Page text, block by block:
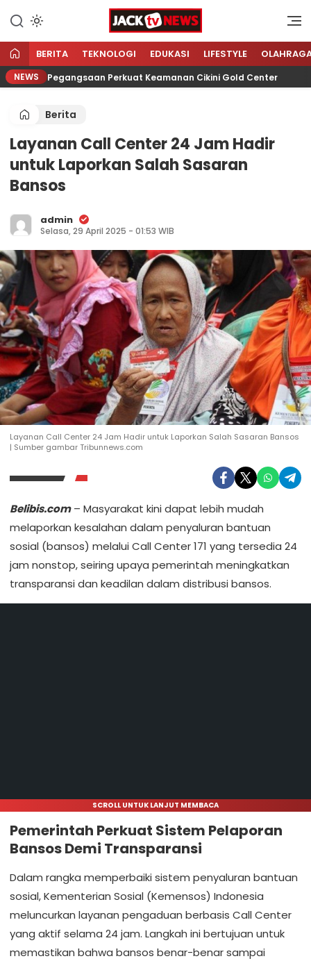
konten
Jacktvnews.com
Sumber Referensi Terpercaya
BERITA TEKNOLOGI EDUKASI LIFESTYLE
NEWS
Pegangsaan Perkuat Keamanan Cikini Gold Center
Berita
Layanan Call Center 24 Jam Hadir
untuk Laporkan Salah Sasaran
Bansos
admin
Selasa, 29 April 2025 - 01:53 WIB
Layanan Call Center 24 Jam Hadir untuk Laporkan Salah Sasaran Bansos
| Sumber gambar Tribunnews.com
Belibis.com– Masyarakat kini dapat lebih mudah
melaporkan kesalahan dalam penyaluran bantuan
sosial (bansos) melalui Call Center 171 yang tersedia 24
jam nonstop, seiring upaya pemerintah meningkatkan
transparansi dan keadilan dalam distribusi bansos.
SCROLL UNTUK LANJUT MEMBACA
Pemerintah Perkuat Sistem Pelaporan
Bansos Demi Transparansi
Dalam rangka memperbaiki sistem penyaluran bantuan
sosial, Kementerian Sosial (Kemensos) Indonesia
meluncurkan layanan pengaduan berbasis Call Center
yang aktif selama 24 jam. Langkah ini bertujuan untuk
memastikan bahwa bansos benar-benar sampai